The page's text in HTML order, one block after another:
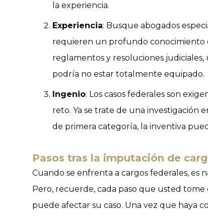
la experiencia.
Experiencia: Busque abogados
requieren un profundo conocimiento
reglamentos y resoluciones
podría no estar totalmente equipado.
Ingenio: Los casos federales son
reto. Ya se trate de una investigación
de primera categoría, la inventiva
Pasos tras la imputación de
Cuando se enfrenta a cargos federales,
Pero, recuerde, cada paso que usted
puede afectar su caso. Una vez que haya